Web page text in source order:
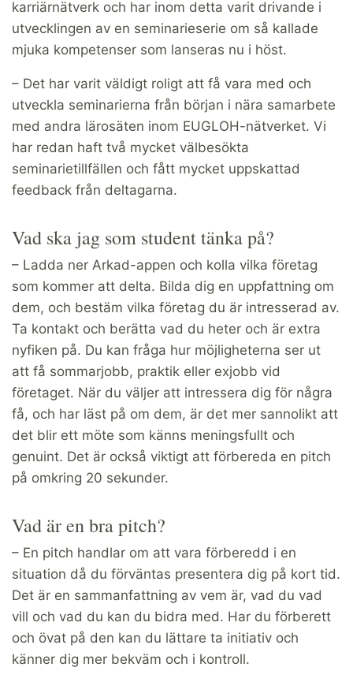
karriärnätverk och har inom detta varit drivande i
utvecklingen av en seminarieserie om så kallade
mjuka kompetenser som lanseras nu i höst.
– Det har varit väldigt roligt att få vara med och
utveckla seminarierna från början i nära samarbete
med andra lärosäten inom EUGLOH-nätverket. Vi
har redan haft två mycket välbesökta
seminarietillfällen och fått mycket uppskattad
feedback från deltagarna.
Vad ska jag som student tänka på?
– Ladda ner Arkad-appen och kolla vilka företag
som kommer att delta. Bilda dig en uppfattning om
dem, och bestäm vilka företag du är intresserad av.
Ta kontakt och berätta vad du heter och är extra
nyfiken på. Du kan fråga hur möjligheterna ser ut
att få sommarjobb, praktik eller exjobb vid
företaget. När du väljer att intressera dig för några
få, och har läst på om dem, är det mer sannolikt att
det blir ett möte som känns meningsfullt och
genuint. Det är också viktigt att förbereda en pitch
på omkring 20 sekunder.
Vad är en bra pitch?
– En pitch handlar om att vara förberedd i en
situation då du förväntas presentera dig på kort tid.
Det är en sammanfattning av vem är, vad du vad
vill och vad du kan du bidra med. Har du förberett
och övat på den kan du lättare ta initiativ och
känner dig mer bekväm och i kontroll.